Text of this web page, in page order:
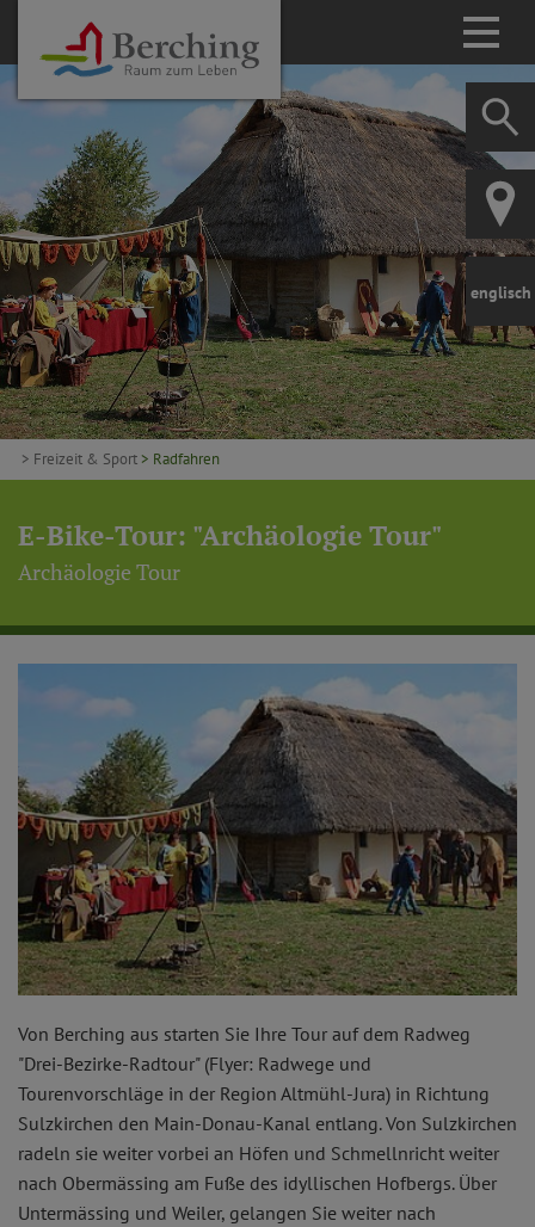
englisch
> Freizeit & Sport > Radfahren
E-Bike-Tour: "Archäologie Tour"
Archäologie Tour
Von Berching aus starten Sie Ihre Tour auf dem Radweg
"Drei-Bezirke-Radtour" (Flyer: Radwege und
Tourenvorschläge in der Region Altmühl-Jura) in Richtung
Sulzkirchen den Main-Donau-Kanal entlang. Von Sulzkirchen
radeln sie weiter vorbei an Höfen und Schmellnricht weiter
nach Obermässing am Fuße des idyllischen Hofbergs. Über
Untermässing und Weiler, gelangen Sie weiter nach